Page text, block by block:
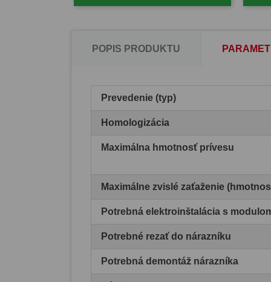
POPIS PRODUKTU
Prevedenie (typ)
Homologizácia
Maximálna hmotnosť prívesu
Maximálne zvislé zaťaženie
Potrebná elektroinštalácia s
Potrebné rezať do nárazníku
Potrebná demontáž nárazníka